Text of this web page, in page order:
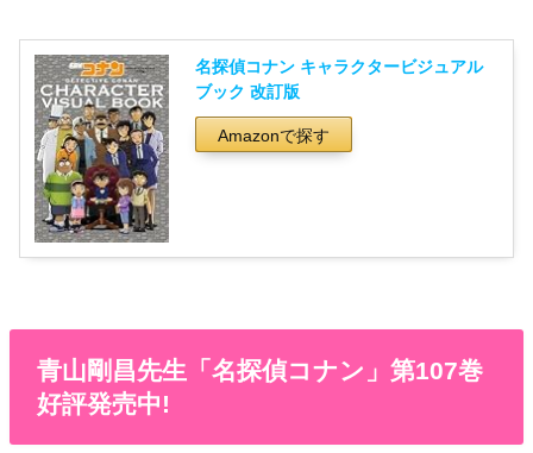
名探偵コナン キャラクタービジュアル
ブック 改訂版
Amazonで探す
青山剛昌先生「名探偵コナン」第107巻
好評発売中!